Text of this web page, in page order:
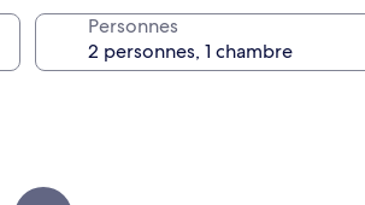
Personnes